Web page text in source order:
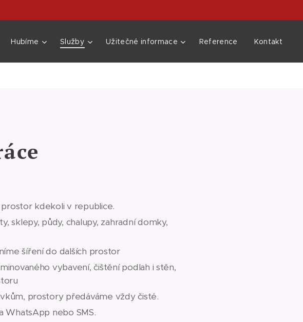
Hubíme Služby Užitečné informace Reference Kontakt
kdekoli v republice.
sklepy, půdy, chalupy, zahradní domky,
šíření do dalších prostor
vybavení, čištění podlah i stěn,
prostory předáváme vždy čisté.
WhatsApp nebo SMS.